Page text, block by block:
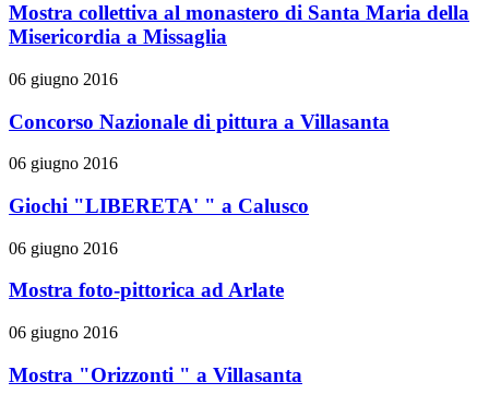
Mostra collettiva al monastero di Santa Maria della
Misericordia a Missaglia
06 giugno 2016
Concorso Nazionale di pittura a Villasanta
06 giugno 2016
Giochi "LIBERETA' " a Calusco
06 giugno 2016
Mostra foto-pittorica ad Arlate
06 giugno 2016
Mostra "Orizzonti " a Villasanta